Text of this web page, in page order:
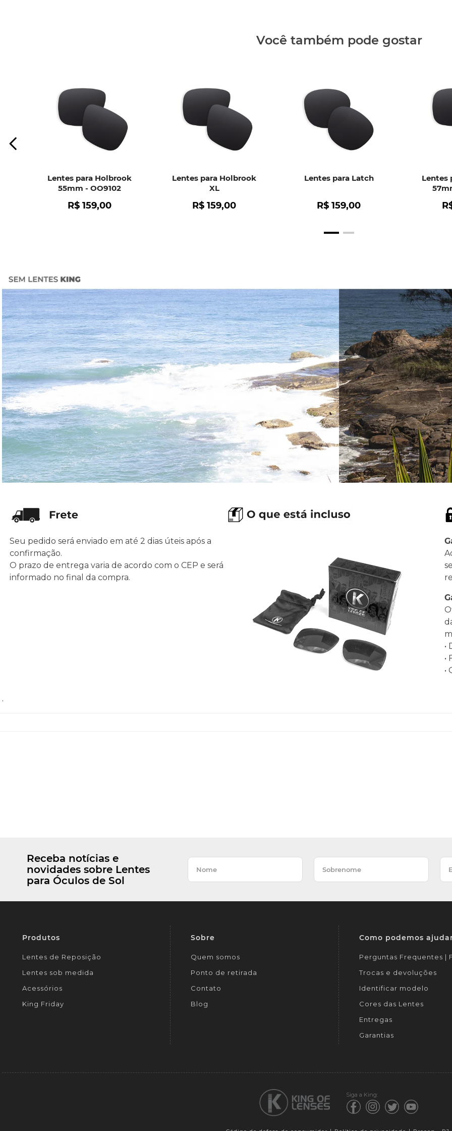
Você também pode gostar
Lentes para Holbrook
55mm - OO9102
R$ 159,00
Lentes para Holbrook
XL
R$ 159,00
Lentes para Latch
R$ 159,00
Lentes
Seu pedido será enviado em até 2 dias úteis após a
confirmação.
O prazo de entrega varia de acordo com o CEP e será
informado no final da compra.
•
•
•
.
Receba notícias e
novidades sobre Lentes
para Óculos de Sol
Produtos
Lentes de Reposição
Lentes sob medida
Acessórios
King Friday
Sobre
Quem somos
Ponto de retirada
Contato
Blog
Como podemos
Perguntas Frequentes |
Trocas e devoluções
Identificar modelo
Cores das Lentes
Entregas
Garantias
Siga a King: